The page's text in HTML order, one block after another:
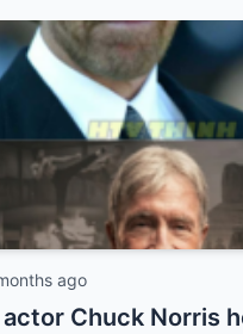
ago
Chuck Norris